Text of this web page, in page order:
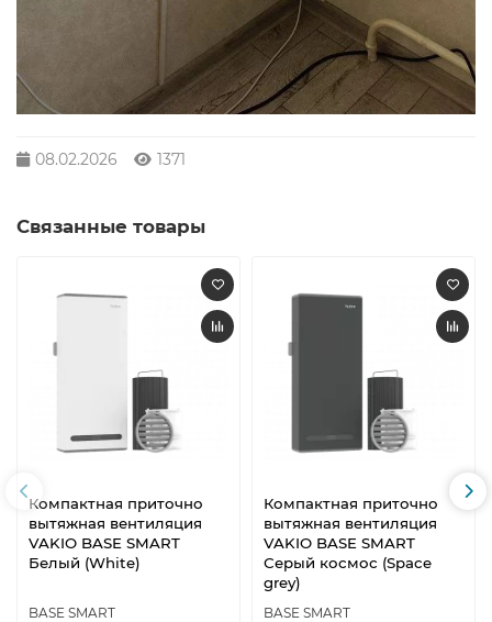
08.02.2026 1371
Связанные товары
Компактная приточно
вытяжная вентиляция
VAKIO BASE SMART
Белый (White)
BASE SMART
Компактная приточно
вытяжная вентиляция
VAKIO BASE SMART
Серый космос (Space
grey)
BASE SMART